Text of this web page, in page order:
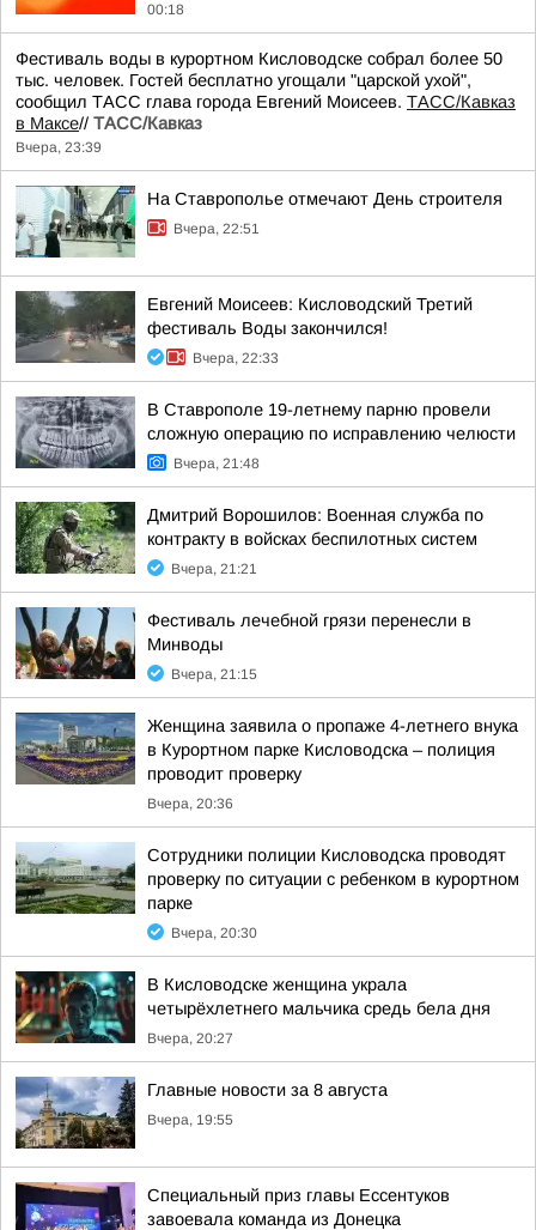
00:18
Фестиваль воды в курортном Кисловодске собрал более 50
тыс. человек. Гостей бесплатно угощали "царской ухой",
сообщил ТАСС глава города Евгений Моисеев. ТАСС/Кавказ
в Максе// ТАСС/Кавказ
Вчера, 23:39
На Ставрополье отмечают День строителя
Вчера, 22:51
Евгений Моисеев: Кисловодский Третий
фестиваль Воды закончился!
Вчера, 22:33
В Ставрополе 19-летнему парню провели
сложную операцию по исправлению челюсти
Вчера, 21:48
Дмитрий Ворошилов: Военная служба по
контракту в войсках беспилотных систем
Вчера, 21:21
Фестиваль лечебной грязи перенесли в
Минводы
Вчера, 21:15
Женщина заявила о пропаже 4-летнего внука
в Курортном парке Кисловодска – полиция
проводит проверку
Вчера, 20:36
Сотрудники полиции Кисловодска проводят
проверку по ситуации с ребенком в курортном
парке
Вчера, 20:30
В Кисловодске женщина украла
четырёхлетнего мальчика средь бела дня
Вчера, 20:27
Главные новости за 8 августа
Вчера, 19:55
Специальный приз главы Ессентуков
завоевала команда из Донецка